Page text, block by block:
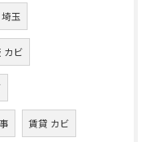
玉
カビ
賃貸 カビ